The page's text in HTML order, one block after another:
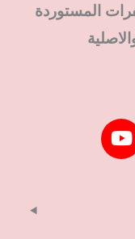
المستوردة